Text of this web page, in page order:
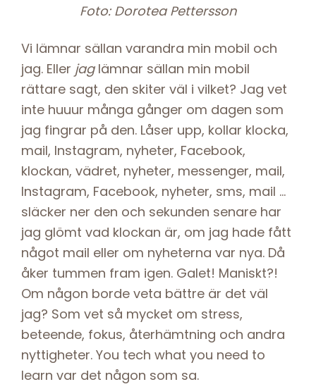
Foto: Dorotea Pettersson
Vi lämnar sällan varandra min mobil och
jag. Eller jag lämnar sällan min mobil
rättare sagt, den skiter väl i vilket? Jag vet
inte huuur många gånger om dagen som
jag fingrar på den. Låser upp, kollar klocka,
mail, Instagram, nyheter, Facebook,
klockan, vädret, nyheter, messenger, mail,
Instagram, Facebook, nyheter, sms, mail …
släcker ner den och sekunden senare har
jag glömt vad klockan är, om jag hade fått
något mail eller om nyheterna var nya. Då
åker tummen fram igen. Galet! Maniskt?!
Om någon borde veta bättre är det väl
jag? Som vet så mycket om stress,
beteende, fokus, återhämtning och andra
nyttigheter. You tech what you need to
learn var det någon som sa.